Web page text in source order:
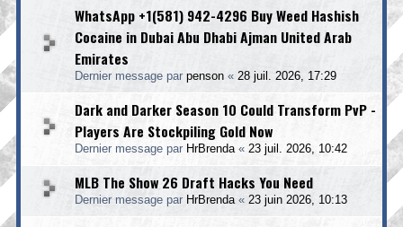
WhatsApp +1(581) 942-4296 Buy Weed Hashish
Cocaine in Dubai Abu Dhabi Ajman United Arab
Emirates
Dernier message par penson « 28 juil. 2026, 17:29
Dark and Darker Season 10 Could Transform PvP -
Players Are Stockpiling Gold Now
Dernier message par HrBrenda« 23 juil. 2026, 10:42
MLB The Show 26 Draft Hacks You Need
Dernier message par HrBrenda« 23 juin 2026, 10:13